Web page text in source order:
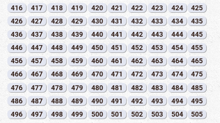
416
417 418 419 420 421 422 423 424
425
426
427 428 429 430 431 432 433 434
435
436
437 438 439 440 441 442 443 444
445
446
447 448 449 450 451 452 453 454
455
456
457 458 459 460 461 462 463 464
465
466
467 468 469 470 471 472 473 474
475
476
477 478 479 480 481 482 483 484
485
486
487 488 489 490 491 492 493 494
495
496
497 498 499 500 501 502 503 504
505